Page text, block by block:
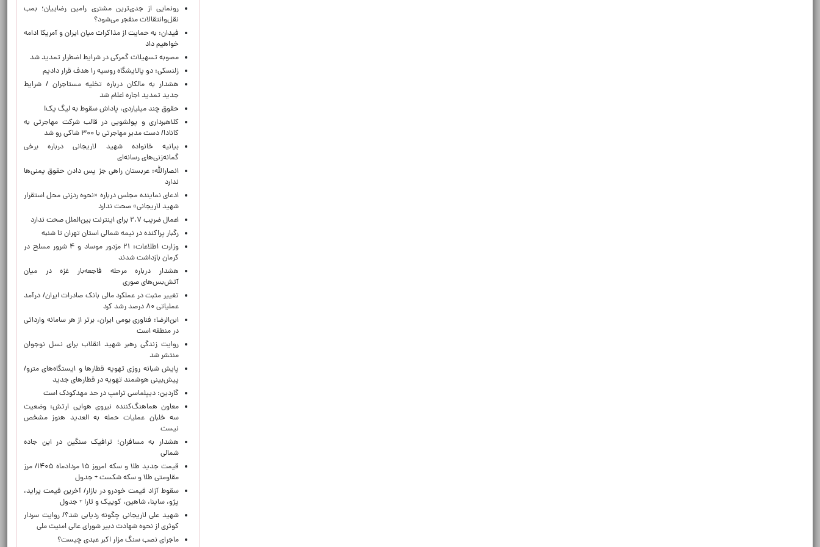
رونمایی از جدی‌ترین مشتری رامین رضاییان؛ بمب
نقل‌وانتقالات منفجر می‌شود؟
فیدان: به حمایت از مذاکرات میان ایران و آمریکا ادامه
خواهیم داد
مصوبه تسهیلات گمرکی در شرایط اضطرار تمدید شد
زلنسکی: دو پالایشگاه روسیه را هدف قرار دادیم
هشدار به مالکان درباره تخلیه مستاجران / شرایط
جدید تمدید اجاره اعلام شد
حقوق چند میلیاردی، پاداش سقوط به لیگ یک!
کلاهبرداری و پولشویی در قالب شرکت مهاجرتی به
کانادا/ دست مدیر مهاجرتی با ۳۰۰ شاکی رو شد
بیانیه خانواده شهید لاریجانی درباره برخی
گمانه‌زنی‌های رسانه‌ای
انصارالله: عربستان راهی جز پس دادن حقوق یمنی‌ها
ندارد
ادعای نماینده مجلس درباره «نحوه ردزنی محل استقرار
شهید لاریجانی» صحت ندارد
اعمال ضریب ۲.۷ برای اینترنت بین‌الملل صحت ندارد
رگبار پراکنده در نیمه شمالی استان تهران تا شنبه
وزارت اطلاعات: ۲۱ مزدور موساد و ۴ شرور مسلح در
کرمان بازداشت شدند
هشدار درباره مرحله فاجعه‌بار غزه در میان
آتش‌بس‌های صوری
تغییر مثبت در عملکرد مالی بانک صادرات ایران/ درآمد
عملیاتی ۸۰ درصد رشد کرد
ابن‌الرضا: فناوری بومی ایران، برتر از هر سامانه وارداتی
در منطقه است
روایت زندگی رهبر شهید انقلاب برای نسل نوجوان
منتشر شد
پایش شبانه روزی تهویه قطارها و ایستگاه‌های مترو/
پیش‌بینی هوشمند تهویه در قطارهای جدید
گاردین: دیپلماسی ترامپ در حد مهدکودک است
معاون هماهنگ‌کننده نیروی هوایی ارتش: وضعیت
سه خلبان عملیات حمله به العدید هنوز مشخص
نیست
هشدار به مسافران؛ ترافیک سنگین در این جاده
شمالی
قیمت جدید طلا و سکه امروز ۱۵ مردادماه ۱۴۰۵/ مرز
مقاومتی طلا و سکه شکست + جدول
سقوط آزاد قیمت خودرو در بازار/ آخرین قیمت پراید،
پژو، ساینا، شاهین، کوییک و تارا + جدول
شهید علی لاریجانی چگونه ردیابی شد؟/ روایت سردار
کوثری از نحوه شهادت دبیر شورای عالی امنیت ملی
ماجرای نصب سنگ مزار اکبر عبدی چیست؟